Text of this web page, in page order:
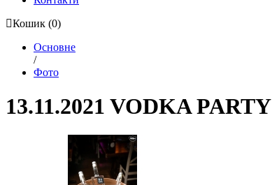
Кошик (0)
Основне
/
Фото
13.11.2021 VODKA PARTY